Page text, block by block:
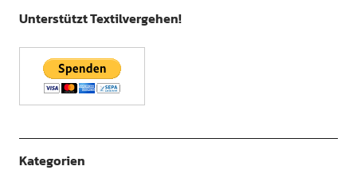
Unterstützt Textilvergehen!
Kategorien